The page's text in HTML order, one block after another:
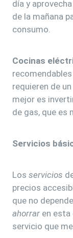
día y
de la mañana
consumo.
Cocinas
requieren de
mejor es
de gas, que es
Servicios
Los servicios
precios
que no
ahorrar en
servicio que